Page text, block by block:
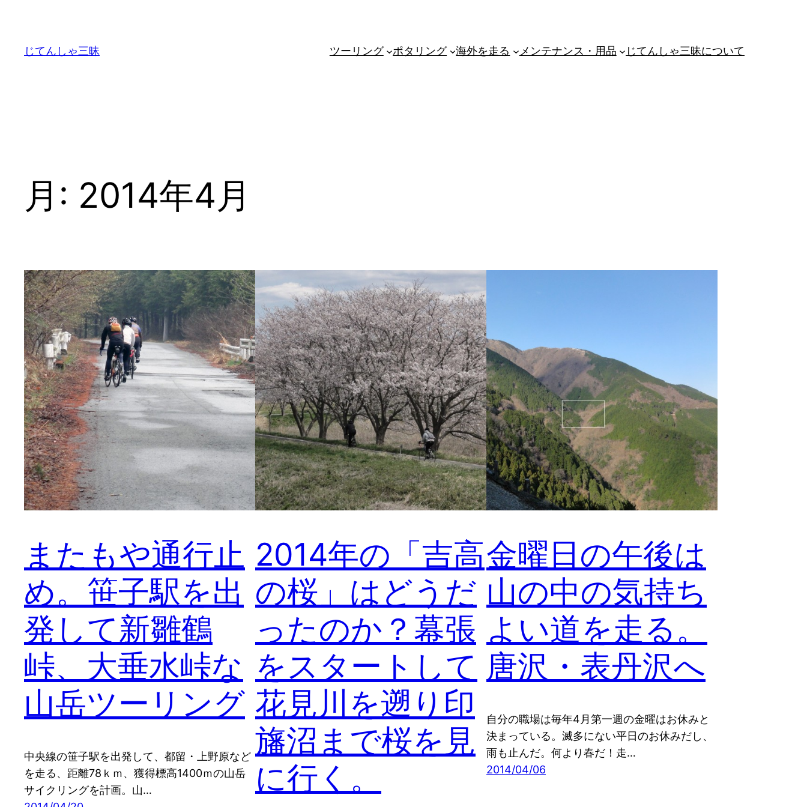
じてんしゃ三昧 ツーリング ポタリング 海外を走る メンテナンス・用品 じてんしゃ三昧について
月: 2014年4月
またもや通行止
め。笹子駅を出
発して新雛鶴
峠、大垂水峠な
山岳ツーリング
中央線の笹子駅を出発して、都留・上野原など
を走る、距離78ｋｍ、獲得標高1400ｍの山岳
サイクリングを計画。山…
2014年の「吉高
の桜」はどうだ
ったのか？幕張
をスタートして
花見川を遡り印
旛沼まで桜を見
に行く。
金曜日の午後は
山の中の気持ち
よい道を走る。
唐沢・表丹沢へ
自分の職場は毎年4月第一週の金曜はお休みと
決まっている。滅多にない平日のお休みだし、
雨も止んだ。何より春だ！走…
2014/04/06